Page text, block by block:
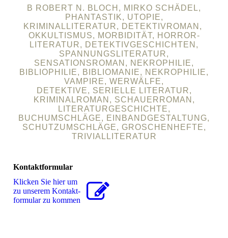
B ROBERT N. BLOCH, MIRKO SCHÄDEL,
PHANTASTIK, UTOPIE,
KRIMINALLITERATUR, DETEKTIVROMAN,
OKKULTISMUS, MORBIDITÄT, HORROR-
LITERATUR, DETEKTIVGESCHICHTEN,
SPANNUNGSLITERATUR,
SENSATIONSROMAN, NEKROPHILIE,
BIBLIOPHILIE, BIBLIOMANIE, NEKROPHILIE,
VAMPIRE, WERWÄLFE,
DETEKTIVE, SERIELLE LITERATUR,
KRIMINALROMAN, SCHAUERROMAN,
LITERATURGESCHICHTE,
BUCHUMSCHLÄGE, EINBANDGESTALTUNG,
SCHUTZUMSCHLÄGE, GROSCHENHEFTE,
TRIVIALLITERATUR
Kontaktformular
Klicken Sie hier um
zu unserem Kon­takt­
for­mu­lar zu kommen